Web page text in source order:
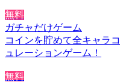
無料
ガチャだけゲーム
コインを貯めて全キャラ
ュレーションゲーム！
無料